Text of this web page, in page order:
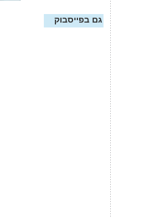
גם בפייסבוק